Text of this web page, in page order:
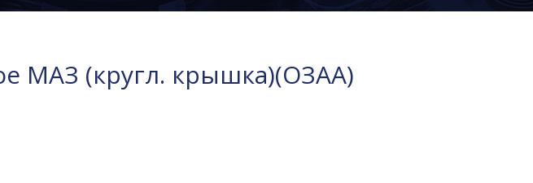
МАЗ (кругл. крышка)(ОЗАА)